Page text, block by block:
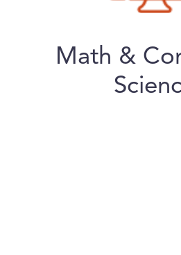
Math &